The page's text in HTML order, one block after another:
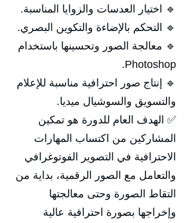
🔹 اختيار العدسات والزوايا المناسبة.
🔹 التحكم بالإضاءة والتكوين البصري.
🔹 معالجة الصور وتحسينها باستخدام
Photoshop.
🔹 إنتاج صور احترافية مناسبة للإعلام
والتسويق والسوشيال ميديا.
✅ الهدف العام للدورة هو تمكين
المشاركين من اكتساب المهارات
الاحترافية في التصوير الفوتوغرافي
والتعامل مع الصور الرقمية، بداية من
التقاط الصورة وحتى معالجتها
وإخراجها بصورة احترافية عالية